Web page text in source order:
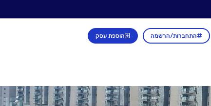
התחברות/הרשמה הוספת עסק